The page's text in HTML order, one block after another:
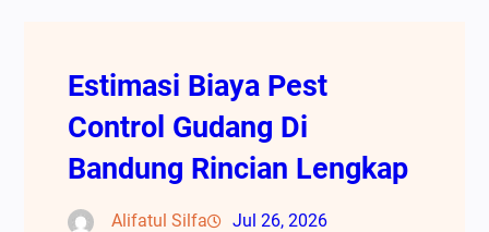
Estimasi Biaya Pest
Control Gudang Di
Bandung Rincian Lengkap
Alifatul Silfa Jul 26, 2026